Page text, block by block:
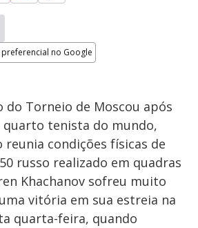
no Google
Torneio de Moscou após
quarto tenista do mundo,
reunia condições físicas de
russo realizado em quadras
Khachanov sofreu muito
vitória em sua estreia na
quarta-feira, quando